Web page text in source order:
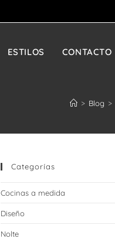
ESTILOS CONTACTO
> Blog >
Categorías
Cocinas a medida
Diseño
Nolte